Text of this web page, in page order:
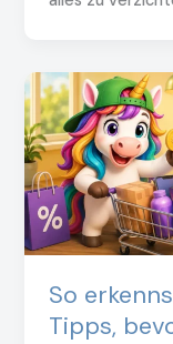
So
Tipps,